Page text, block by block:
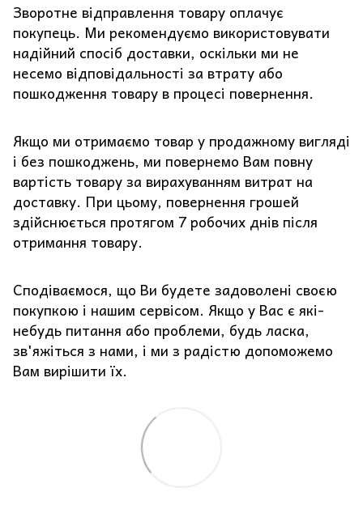
Зворотне відправлення товару оплачує
покупець. Ми рекомендуємо використовувати
надійний спосіб доставки, оскільки ми не
несемо відповідальності за втрату або
пошкодження товару в процесі повернення.
Якщо ми отримаємо товар у продажному вигляді
і без пошкоджень, ми повернемо Вам повну
вартість товару за вирахуванням витрат на
доставку. При цьому, повернення грошей
здійснюється протягом 7 робочих днів після
отримання товару.
Сподіваємося, що Ви будете задоволені своєю
покупкою і нашим сервісом. Якщо у Вас є які-
небудь питання або проблеми, будь ласка,
зв'яжіться з нами, і ми з радістю допоможемо
Вам вирішити їх.